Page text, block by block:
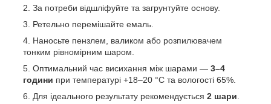
За потреби відшліфуйте та загрунтуйте основу.
Ретельно перемішайте емаль.
Наносьте пензлем, валиком або розпилювачем
тонким рівномірним шаром.
Оптимальний час висихання між шарами — 3–4
години при температурі +18–20 °C та вологості 65%.
Для ідеального результату рекомендується 2 шари